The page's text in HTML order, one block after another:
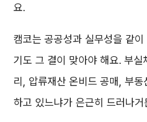
요.
캠코는 공공성과 실무성을 같
기도 그 결이 맞아야 해요. 부
리, 압류재산 온비드 공매, 부
하고 있느냐가 은근히 드러나거